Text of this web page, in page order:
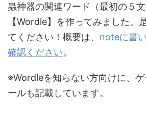
蟲神器の関連ワード（最初の５
【Wordle】を作ってみました。
てください！概要は、 noteに書
確認ください。
※Wordleを知らない方向けに、
ールも記載しています。